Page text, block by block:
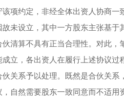
该项约定，非经全体出资人协商一
未设立，其中一方股东主张基于
清算不具有正当合理性。对此，
立，各出资人在履行上述协议过
关系予以处理。既然是合伙关系
自然需要股东一致同意而不适用